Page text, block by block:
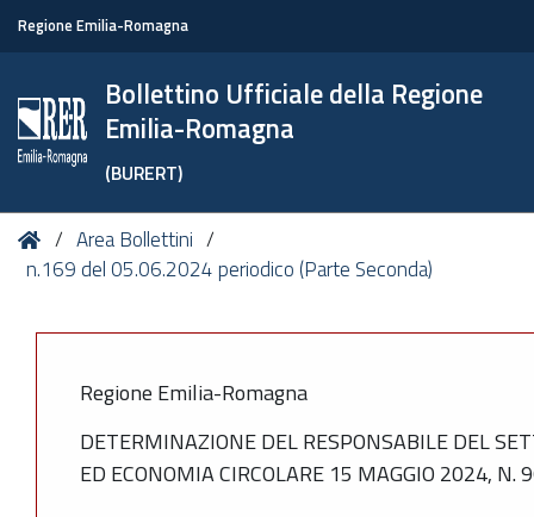
Regione Emilia-Romagna
Bollettino Ufficiale della Regione
Emilia-Romagna
(BURERT)
Tu
sei
HomeArea Bollettini
n.169 del 05.06.2024 periodico (Parte Seconda)
Regione Emilia-Romagna
DETERMINAZIONE DEL RESPONSABILE DEL
ED ECONOMIA CIRCOLARE 15 MAGGIO 2024, N.